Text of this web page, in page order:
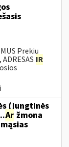
Prekių
IR
(jungtinės
Ar žmona